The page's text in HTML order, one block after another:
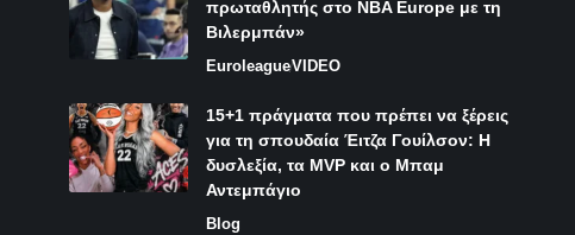
πρωταθλητής στο NBA Europe με τη
Βιλερμπάν»
EuroleagueVIDEO
15+1 πράγματα που πρέπει να ξέρεις
για τη σπουδαία Έιτζα Γουίλσον: Η
δυσλεξία, τα MVP και ο Μπαμ
Αντεμπάγιο
Blog